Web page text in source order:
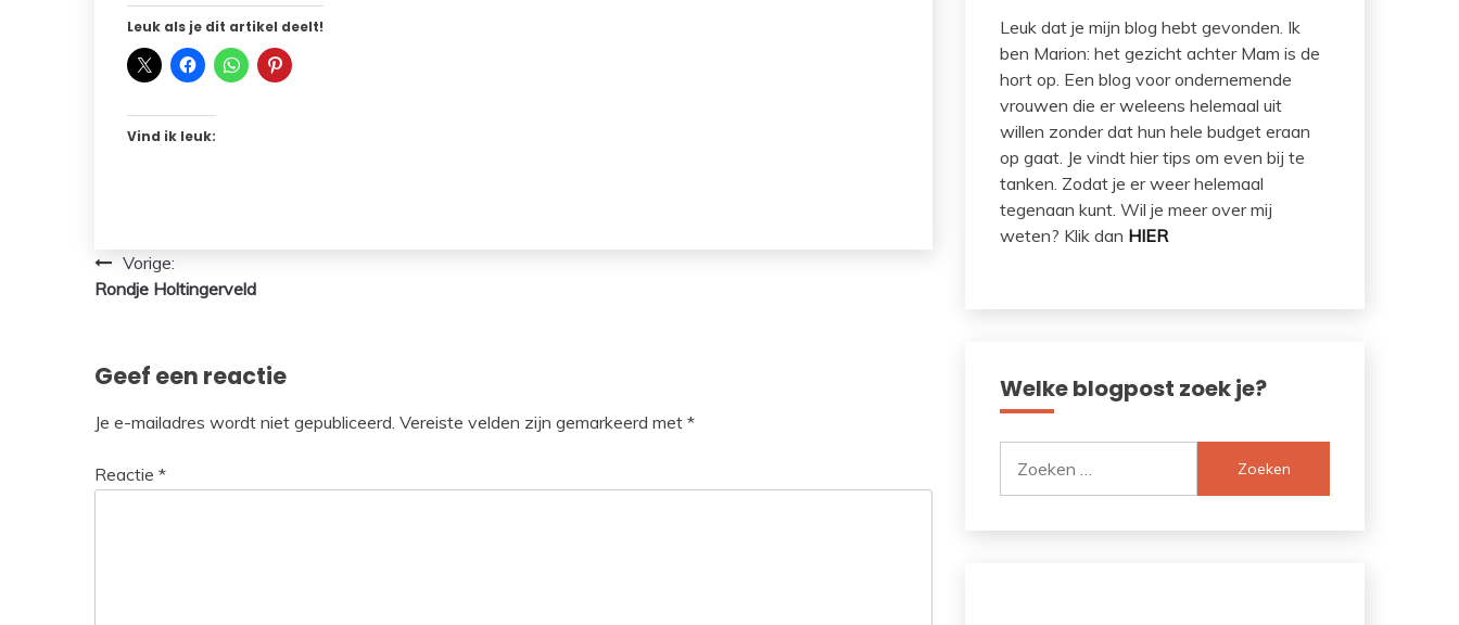
Leuk als je dit artikel deelt!
Vind ik leuk:
Bericht
navigatie
Vorige:
Rondje Holtingerveld
Geef een reactie
Je e-mailadres wordt niet gepubliceerd. Vereiste velden zijn gemarkeerd met *
Reactie *
Leuk dat je mijn blog hebt gevonden. Ik
ben Marion: het gezicht achter Mam is de
hort op. Een blog voor ondernemende
vrouwen die er weleens helemaal uit
willen zonder dat hun hele budget eraan
op gaat. Je vindt hier tips om even bij te
tanken. Zodat je er weer helemaal
tegenaan kunt. Wil je meer over mij
weten? Klik dan HIER
Welke blogpost zoek je?
naar: